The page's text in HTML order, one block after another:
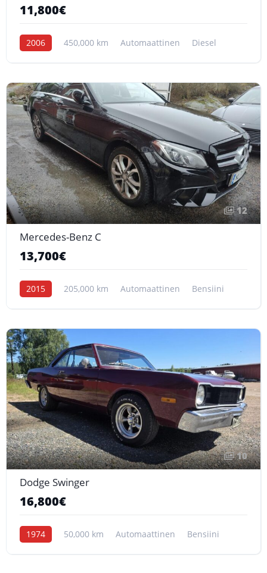
11,800€
2006 450,000 km Automaattinen Diesel
12
Mercedes-Benz C
13,700€
2015 205,000 km Automaattinen Bensiini
10
Dodge Swinger
16,800€
1974 50,000 km Automaattinen Bensiini